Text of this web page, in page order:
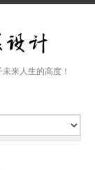
来人生的高度！